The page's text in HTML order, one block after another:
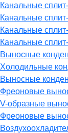
Канальные
Канальные
Канальные
Канальные
Выносные
Холодильные
Выносные
Фреоновые
V-образные
Фреоновые